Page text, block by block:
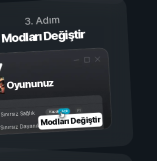
3. Adım
Modları Değiştir
Oyununuz
Açık
Kapalı
Sınırsız Sağlık
Sınırsız DayanıklılıkModları Değiştir